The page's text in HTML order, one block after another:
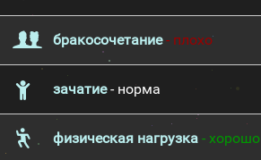
бракосочетание- плохо
зачатие- норма
физическая нагрузка - хорошо